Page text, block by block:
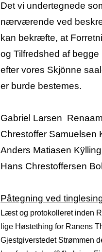
Det vi undertegnede
nærværende ved
kan bekræfte, at
og Tilfredshed af
efter vores Skjönne
er burde bestemes.
Gabriel Larsen
Chrestoffer Samuelsen
Anders Matiasen
Hans Chrestoffersen
Påtegning ved
Læst og protokolleret inden
lige Høstething for Ranens
Gjestgiverstedet Strømmen